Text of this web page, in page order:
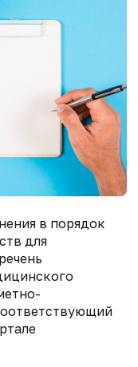
в порядок
для